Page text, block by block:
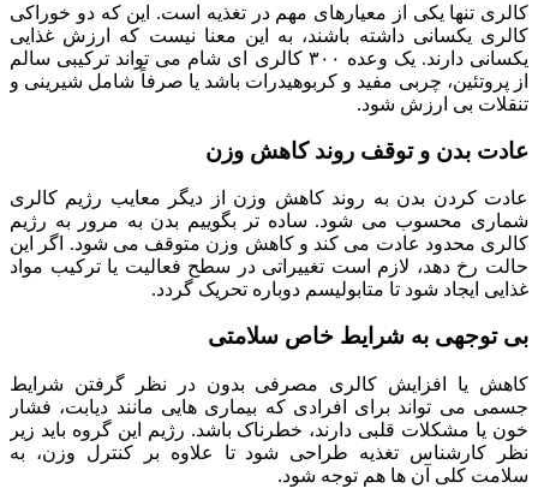
کالری تنها یکی از معیارهای مهم در تغذیه است. این که دو خوراکی
کالری یکسانی داشته باشند، به این معنا نیست که ارزش غذایی
یکسانی دارند. یک وعده ۳۰۰ کالری ای شام می تواند ترکیبی سالم
از پروتئین، چربی مفید و کربوهیدرات باشد یا صرفاً شامل شیرینی و
تنقلات بی ارزش شود.
عادت بدن و توقف روند کاهش وزن
عادت کردن بدن به روند کاهش وزن از دیگر معایب رژیم کالری
شماری محسوب می شود. ساده تر بگوییم بدن به مرور به رژیم
کالری محدود عادت می کند و کاهش وزن متوقف می شود. اگر این
حالت رخ دهد، لازم است تغییراتی در سطح فعالیت یا ترکیب مواد
غذایی ایجاد شود تا متابولیسم دوباره تحریک گردد.
بی توجهی به شرایط خاص سلامتی
کاهش یا افزایش کالری مصرفی بدون در نظر گرفتن شرایط
جسمی می تواند برای افرادی که بیماری هایی مانند دیابت، فشار
خون یا مشکلات قلبی دارند، خطرناک باشد. رژیم این گروه باید زیر
نظر کارشناس تغذیه طراحی شود تا علاوه بر کنترل وزن، به
سلامت کلی آن ها هم توجه شود.